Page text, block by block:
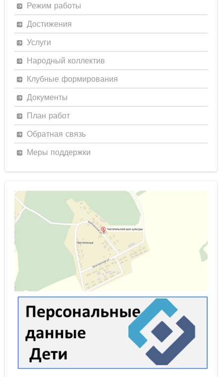
Режим работы
Достижения
Услуги
Народный коллектив
Клубные формирования
Документы
План работ
Обратная связь
Меры поддержки